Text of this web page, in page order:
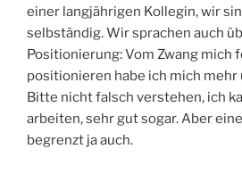
einer langjährigen Kollegin, wir
selbständig. Wir sprachen auch
Positionierung: Vom Zwang mich
positionieren habe ich mich
Bitte nicht falsch verstehen, ich
arbeiten, sehr gut sogar. Aber
begrenzt ja auch.